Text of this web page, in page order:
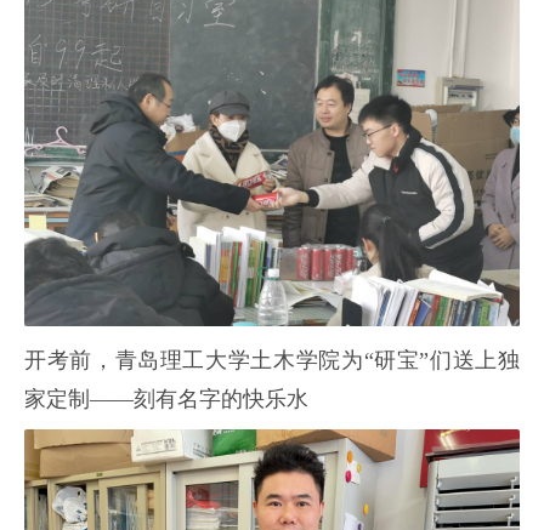
开考前，青岛理工大学土木学院为“研宝”们送上独
家定制——刻有名字的快乐水